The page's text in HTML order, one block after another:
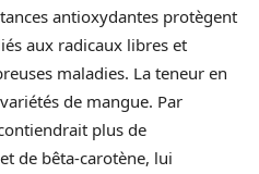
antioxydantes protègent
aux radicaux libres et
maladies. La teneur en
de mangue. Par
plus de
de bêta-carotène, lui